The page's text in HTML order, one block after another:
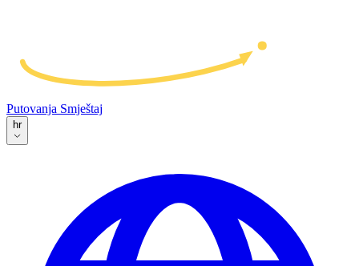
Putovanja Smještaj
hr